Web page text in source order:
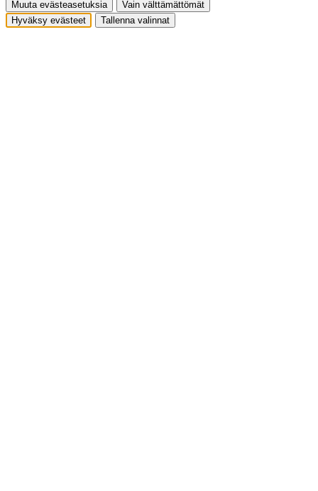
Muuta evästeasetuksia
Vain välttämättömät
Hyväksy evästeet
Tallenna valinnat